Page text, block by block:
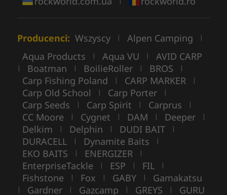
Producenci: Wszyscy | Alpen Camping |
Aqua Products | Aqua VU | AVID CARP
| Boatman | BoilieRoller | BROS |
Carp Fishing Poland | CARP MARKER |
Carp Old School | Carp Porter |
Carp Seeds | Carp Spirit | Carprus |
CC Moore | Cygnet | DAM | Deeper |
Delkim | Delphin | DUDI BAIT |
DURACELL | Dynamite Baits |
EKO BAITS | ENERGIZER |
EnterpriseTackle | ESP | FIL |
Fishstone | Fox | GABY | Gamakatsu
| Gardner | Gazcamp | GREYS | GURU